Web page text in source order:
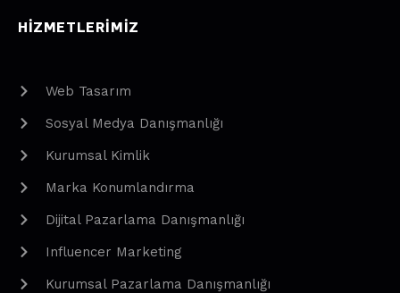
HIZMETLERIMIZ
Web Tasarım
Sosyal Medya Danışmanlığı
Kurumsal Kimlik
Marka Konumlandırma
Dijital Pazarlama Danışmanlığı
Influencer Marketing
Kurumsal Pazarlama Danışmanlığı